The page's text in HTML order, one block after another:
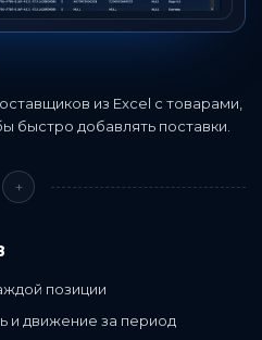
из Excel с товарами,
быстро добавлять поставки.
+
позиции
и движение за период